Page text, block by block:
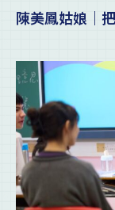
陳美鳳姑娘｜